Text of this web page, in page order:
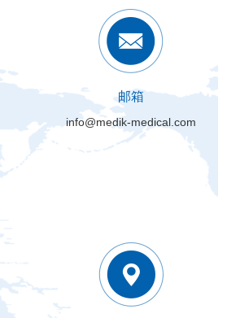
邮箱
info@medik-medical.com